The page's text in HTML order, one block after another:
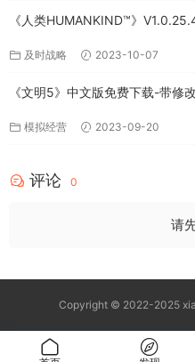
《人类HUMANKIND™》
及时战略 2023-10-07
《文明5》中文版免费下载-带修
模拟经营 2023-09-20
评论 0
请
Copyright © 2022-2025